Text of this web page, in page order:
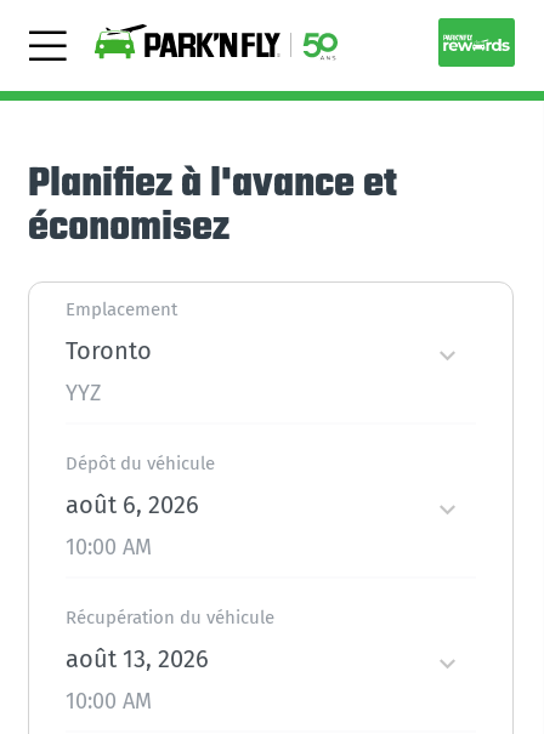
Planifiez à l'avance et
économisez
Emplacement
Toronto
YYZ
Dépôt du véhicule
août 6, 2026
10:00 AM
Récupération du véhicule
août 13, 2026
10:00 AM